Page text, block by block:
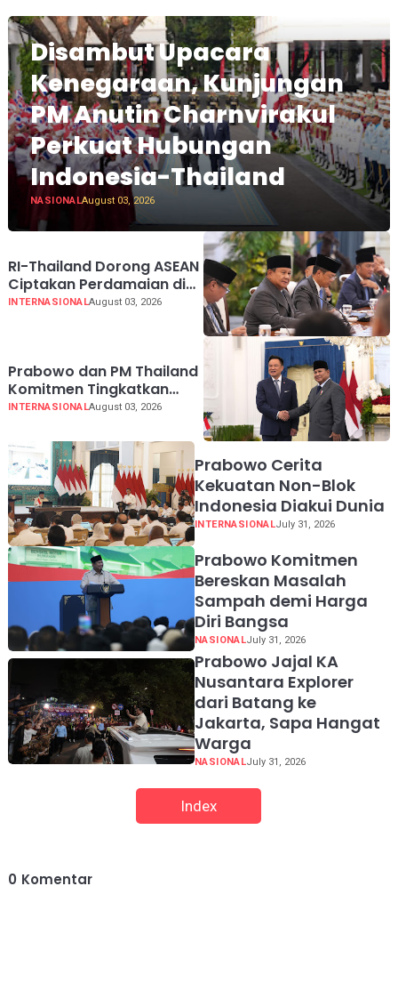
Disambut Upacara
Kenegaraan, Kunjungan
PM Anutin Charnvirakul
Perkuat Hubungan
Indonesia-Thailand
NASIONALAugust 03, 2026
RI-Thailand Dorong ASEAN
Ciptakan Perdamaian di
Myanmar Lewat
INTERNASIONALAugust 03, 2026
Prabowo dan PM Thailand
Komitmen Tingkatkan
Perdagangan hingga USD
INTERNASIONALAugust 03, 2026
Prabowo Cerita
Kekuatan Non-Blok
Indonesia Diakui Dunia
INTERNASIONALJuly 31, 2026
Prabowo Komitmen
Bereskan Masalah
Sampah demi Harga
Diri Bangsa
NASIONALJuly 31, 2026
Prabowo Jajal KA
Nusantara Explorer
dari Batang ke
Jakarta, Sapa Hangat
Warga
NASIONALJuly 31, 2026
Index
0 Komentar